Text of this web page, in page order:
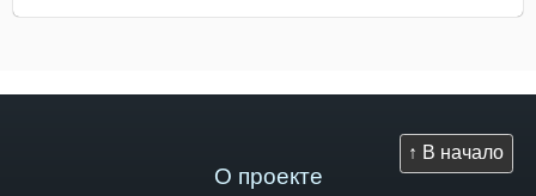
↑ В начало
О проекте